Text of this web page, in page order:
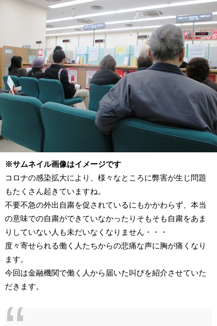
※サムネイル画像はイメージです
コロナの感染拡大により、様々なところに弊害が生じ問題
もたくさん起きていますね。
不要不急の外出自粛を促されているにもかかわらず、本当
の意味での自粛ができていなかったりそもそも自粛をあま
りしていない人も未だいなくなりません・・・
度々寄せられる働く人たちからの悲痛な声に胸が痛くなり
ます。
今回は金融機関で働く人から届いた叫びを紹介させていた
だきます。